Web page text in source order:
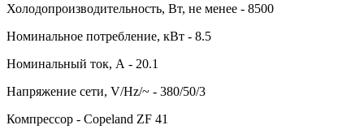
Холодопроизводительность, Вт, не менее - 8500
Номинальное потребление, кВт - 8.5
Номинальный ток, А - 20.1
Напряжение сети, V/Hz/~ - 380/50/3
Компрессор - Copeland ZF 41